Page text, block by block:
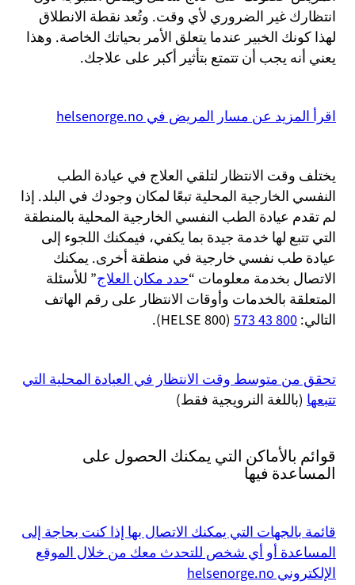
انتظارك غير الضروري لأي وقت. وتُعد نقطة الانطلاق
لهذا كونك الخبير عندما يتعلق الأمر بحياتك الخاصة. وهذا
يعني أنه يجب أن تتمتع بتأثير أكبر على علاجك.
اقرأ المزيد عن مسار المريض في helsenorge.no
يختلف وقت الانتظار لتلقي العلاج في عيادة الطب
النفسي الخارجية المحلية تبعًا لمكان وجودك في البلد. إذا
لم تقدم عيادة الطب النفسي الخارجية المحلية بالمنطقة
التي تتبع لها خدمة جيدة بما يكفي، فيمكنك اللجوء إلى
عيادة طب نفسي خارجية في منطقة أخرى. يمكنك
الاتصال بخدمة معلومات “حدد مكان العلاج” للأسئلة
المتعلقة بالخدمات وأوقات الانتظار على رقم الهاتف
التالي:800 43 573
(800 HELSE).
تحقق من متوسط وقت الانتظار في العيادة المحلية التي
تتبعها (باللغة النرويجية فقط)
قوائم بالأماكن التي يمكنك الحصول على
المساعدة فيها
قائمة بالجهات التي يمكنك الاتصال بها إذا كنت بحاجة إلى
المساعدة أو أي شخص للتحدث معك من خلال الموقع
الإلكتروني helsenorge.no